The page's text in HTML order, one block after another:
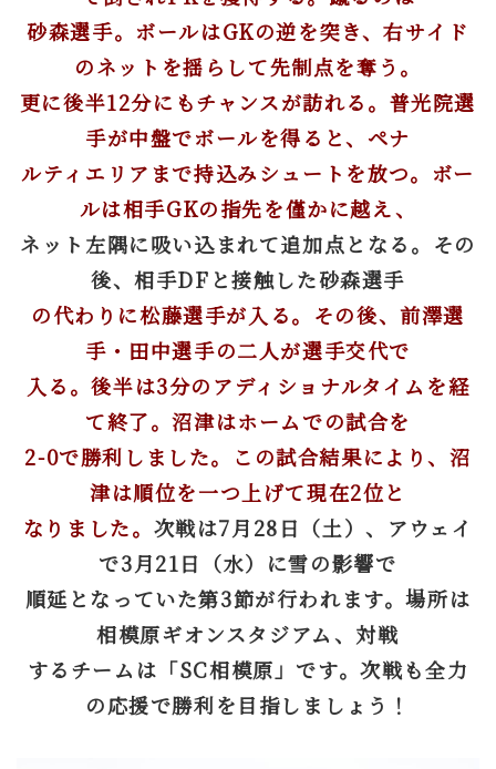
砂森選手。ボールはGKの逆を突き、右サイド
のネットを揺らして先制点を奪う。
更に後半12分にもチャンスが訪れる。普光院選
手が中盤でボールを得ると、ペナ
ルティエリアまで持込みシュートを放つ。ボー
ルは相手GKの指先を僅かに越え、
ネット左隅に吸い込まれて追加点となる。その
後、相手DFと接触した砂森選手
の代わりに松藤選手が入る。その後、前澤選
手・田中選手の二人が選手交代で
入る。後半は3分のアディショナルタイムを経
て終了。沼津はホームでの試合を
2-0で勝利しました。この試合結果により、沼
津は順位を一つ上げて現在2位と
なりました。 次戦は7月28日（土）、アウェイ
で3月21日（水）に雪の影響で
順延となっていた第3節が行われます。場所は
相模原ギオンスタジアム、対戦
するチームは「SC相模原」です。次戦も全力
の応援で勝利を目指しましょう！